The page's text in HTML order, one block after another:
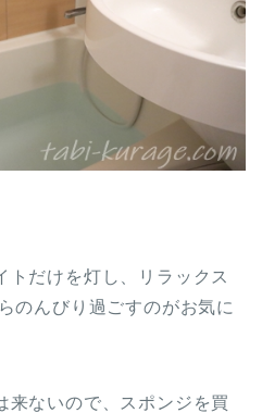
トだけを灯し、リラックス
のんびり過ごすのがお気に
来ないので、スポンジを買